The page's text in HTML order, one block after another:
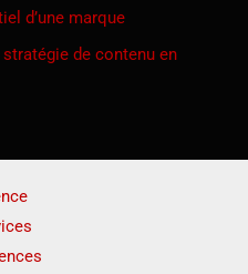
d’une marque
de contenu en